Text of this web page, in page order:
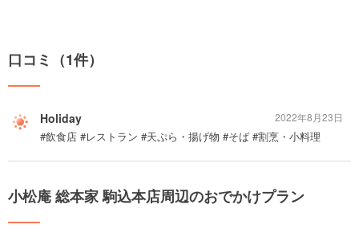
口コミ（1件）
Holiday
#飲食店 #レストラン #天ぷら・揚げ物 #そば #割烹・小料理
2022年8月23日
小松庵 総本家 駒込本店周辺のおでかけプラン